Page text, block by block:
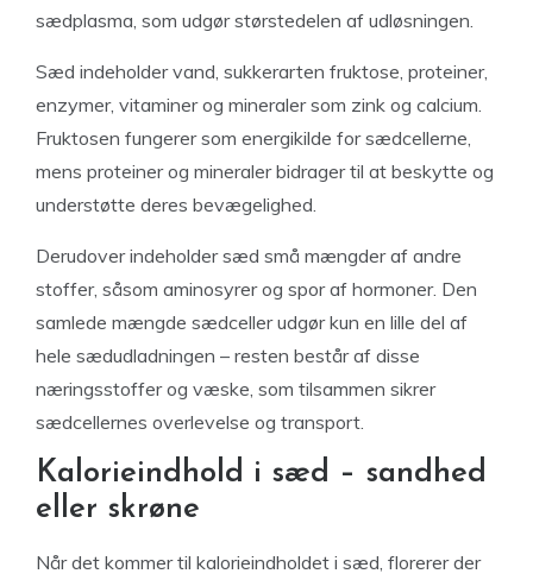
sædplasma, som udgør størstedelen af udløsningen.
Sæd indeholder vand, sukkerarten fruktose, proteiner,
enzymer, vitaminer og mineraler som zink og calcium.
Fruktosen fungerer som energikilde for sædcellerne,
mens proteiner og mineraler bidrager til at beskytte og
understøtte deres bevægelighed.
Derudover indeholder sæd små mængder af andre
stoffer, såsom aminosyrer og spor af hormoner. Den
samlede mængde sædceller udgør kun en lille del af
hele sædudladningen – resten består af disse
næringsstoffer og væske, som tilsammen sikrer
sædcellernes overlevelse og transport.
Kalorieindhold i sæd – sandhed
eller skrøne
Når det kommer til kalorieindholdet i sæd, florerer der